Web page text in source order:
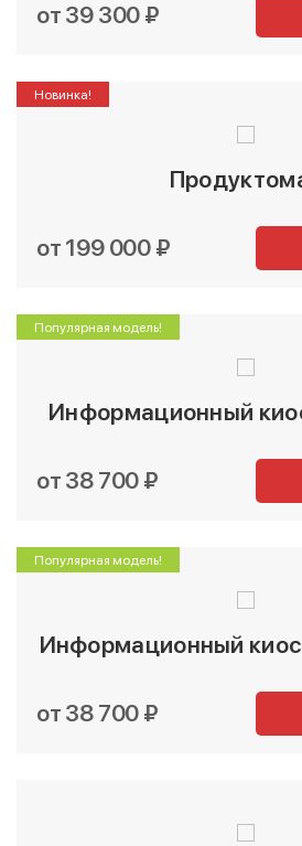
от 39 300 ₽
Новинка!
от 199 000 ₽
Популярная модель!
Информационный
от 38 700 ₽
Популярная модель!
Информационный
от 38 700 ₽